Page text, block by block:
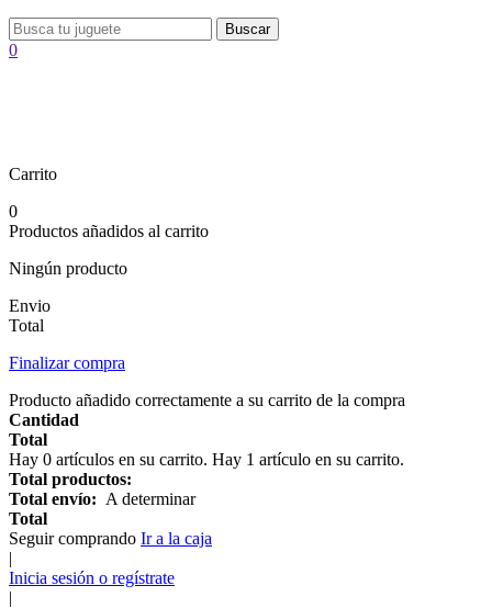
Buscar
0
Carrito
0
Productos añadidos al carrito
Ningún producto
Envio
Total
Finalizar compra
Producto añadido correctamente a su carrito de la compra
Cantidad
Total
Hay 0 artículos en su carrito. Hay 1 artículo en su carrito.
Total productos:
Total envío: A determinar
Total
Seguir comprando Ir a la caja
|
Inicia sesión o regístrate
|